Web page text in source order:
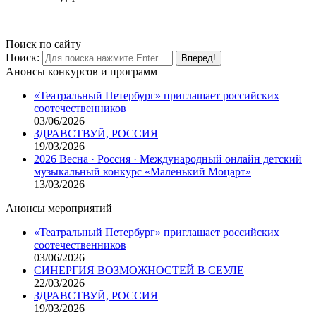
Поиск по сайту
Поиск:
Анонсы конкурсов и программ
«Театральный Петербург» приглашает российских
соотечественников
03/06/2026
ЗДРАВСТВУЙ, РОССИЯ
19/03/2026
2026 Весна · Россия · Международный онлайн детский
музыкальный конкурс «Маленький Моцарт»
13/03/2026
Анонсы мероприятий
«Театральный Петербург» приглашает российских
соотечественников
03/06/2026
СИНЕРГИЯ ВОЗМОЖНОСТЕЙ В СЕУЛЕ
22/03/2026
ЗДРАВСТВУЙ, РОССИЯ
19/03/2026